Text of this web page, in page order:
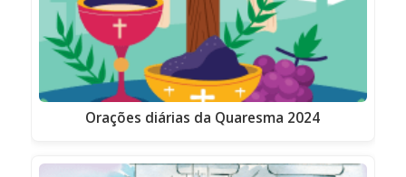
Orações diárias da Quaresma 2024